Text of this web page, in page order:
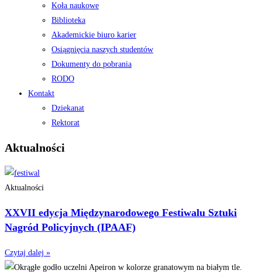
Koła naukowe
Biblioteka
Akademickie biuro karier
Osiągnięcia naszych studentów
Dokumenty do pobrania
RODO
Kontakt
Dziekanat
Rektorat
Aktualności
Aktualności
XXVII edycja Międzynarodowego Festiwalu Sztuki
Nagród Policyjnych (IPAAF)
Czytaj dalej »